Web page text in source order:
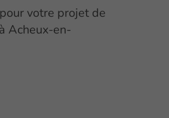
votre projet de
Acheux-en-